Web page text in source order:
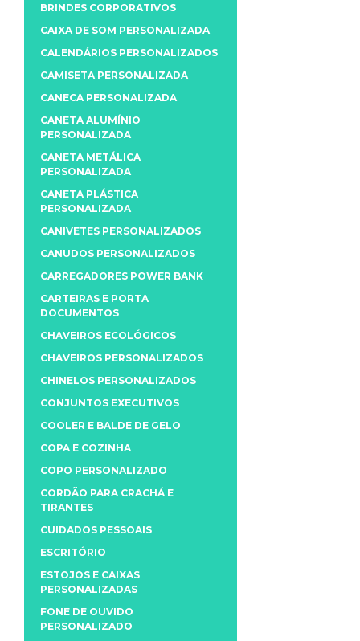
BRINDES CORPORATIVOS
CAIXA DE SOM PERSONALIZADA
CALENDÁRIOS PERSONALIZADOS
CAMISETA PERSONALIZADA
CANECA PERSONALIZADA
CANETA ALUMÍNIO
PERSONALIZADA
CANETA METÁLICA
PERSONALIZADA
CANETA PLÁSTICA
PERSONALIZADA
CANIVETES PERSONALIZADOS
CANUDOS PERSONALIZADOS
CARREGADORES POWER BANK
CARTEIRAS E PORTA
DOCUMENTOS
CHAVEIROS ECOLÓGICOS
CHAVEIROS PERSONALIZADOS
CHINELOS PERSONALIZADOS
CONJUNTOS EXECUTIVOS
COOLER E BALDE DE GELO
COPA E COZINHA
COPO PERSONALIZADO
CORDÃO PARA CRACHÁ E
TIRANTES
CUIDADOS PESSOAIS
ESCRITÓRIO
ESTOJOS E CAIXAS
PERSONALIZADAS
FONE DE OUVIDO
PERSONALIZADO